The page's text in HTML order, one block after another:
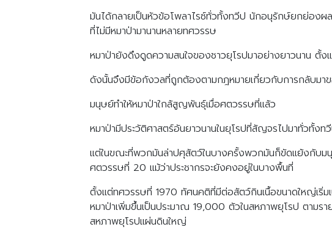
มันได้กลายเป็นหัวข้อโพลาไรซ์ทั่วทั้งทวีป นักอนุรักษ์ยกย่องผ
ที่ไม่มีหมาป่ามานานหลายทศวรรษ
หมาป่ายังดึงดูดความสนใจของชาวยุโรปมาอย่างยาวนาน ตั้ง
ดังนั้นจึงมีข้อกังวลที่ถูกต้องตามกฎหมายเกี่ยวกับการกลับมาข
มนุษย์ทำให้หมาป่าใกล้สูญพันธุ์เมื่อศตวรรษที่แล้ว
หมาป่ามีประวัติศาสตร์อันยาวนานในยุโรปที่สัญจรไปมาทั่วทั้งท
แต่ในขณะที่พวกมันล่าปศุสัตว์ในบางครั้งพวกมันก็ขัดแย้งกับมนุ
ศตวรรษที่ 20 แม้ว่าประชากรจะยังคงอยู่ในบางพื้นที่
ตั้งแต่ทศวรรษที่ 1970 ทัศนคติที่มีต่อสัตว์กินเนื้อขนาดใหญ่เริ่
หมาป่าเพิ่มขึ้นเป็นประมาณ 19,000 ตัวในสหภาพยุโรป ตาม
สหภาพยุโรปแผ่นดินใหญ่